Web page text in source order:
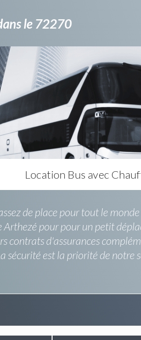
le 72270
Location Bus avec
de place pour tout le
Arthezé pour pour un petit
contrats d'assurances
sécurité est la priorité de notre